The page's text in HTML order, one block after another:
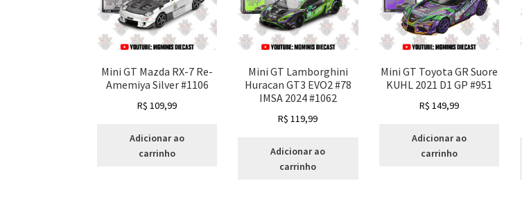
Mini GT Mazda RX-7 Re-
Amemiya Silver #1106
R$ 109,99
Adicionar ao
carrinho
Mini GT Lamborghini
Huracan GT3 EVO2 #78
IMSA 2024 #1062
R$ 119,99
Adicionar ao
carrinho
Mini GT Toyota GR Suore
KUHL 2021 D1 GP #951
R$ 149,99
Adicionar ao
carrinho